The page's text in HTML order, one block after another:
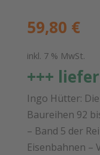
59,80 €
inkl. 7 % MwSt.
+++
Ingo Hütter:
Baureihen 92
– Band 5 der
Eisenbahnen –